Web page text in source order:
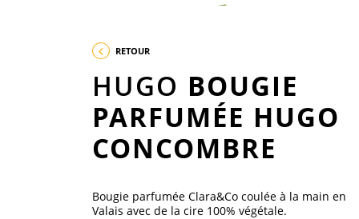
RETOUR
HUGO BOUGIE
PARFUMÉE HUGO
CONCOMBRE
Bougie parfumée Clara&Co coulée à la main en
Valais avec de la cire 100% végétale.